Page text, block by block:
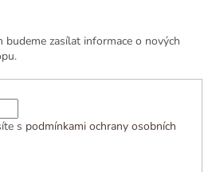
zasílat informace o nových
s podmínkami ochrany osobních